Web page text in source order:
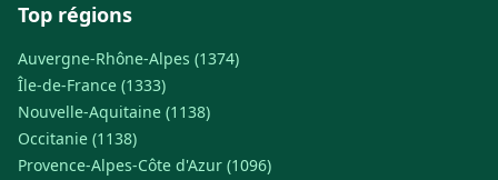
Top régions
Auvergne-Rhône-Alpes (1374)
Île-de-France (1333)
Nouvelle-Aquitaine (1138)
Occitanie (1138)
Provence-Alpes-Côte d'Azur (1096)